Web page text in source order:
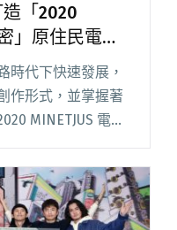
「2020
」原住民電音
時代下快速發展，
作形式，並掌握著
MINETJUS 電⾳
金曲獎的製作團隊
再聯手打造「2020
住民電音課程"